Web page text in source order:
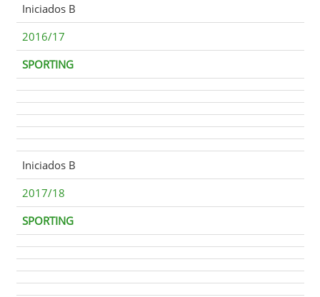
Iniciados B
2016/17
SPORTING
Iniciados B
2017/18
SPORTING